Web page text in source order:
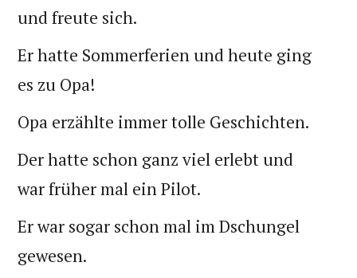
und freute sich.
Er hatte Sommerferien und heute ging
es zu Opa!
Opa erzählte immer tolle Geschichten.
Der hatte schon ganz viel erlebt und
war früher mal ein Pilot.
Er war sogar schon mal im Dschungel
gewesen.